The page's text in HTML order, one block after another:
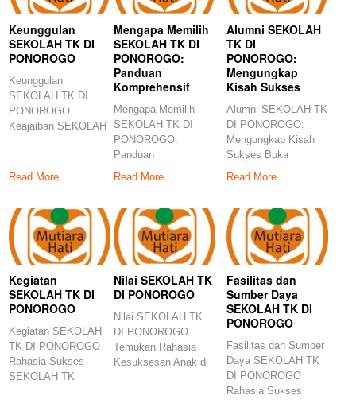
Keunggulan
SEKOLAH TK DI
PONOROGO
Keunggulan
SEKOLAH TK DI
PONOROGO
Keajaiban SEKOLAH
Sukses Pendidikan
Read More
Mengapa Memilih
SEKOLAH TK DI
PONOROGO:
Panduan
Komprehensif
Mengapa Memilih
SEKOLAH TK DI
PONOROGO:
Panduan
Temukan alasan di
SEKOLAH
Read More
Alumni SEKOLAH
TK DI
PONOROGO:
Mengungkap
Kisah Sukses
Alumni SEKOLAH TK
DI PONOROGO:
Mengungkap Kisah
Sukses Buka
pengalaman Alumni
Read More
Kegiatan
SEKOLAH TK DI
PONOROGO
Kegiatan SEKOLAH
TK DI PONOROGO
Rahasia Sukses
SEKOLAH TK
Nilai SEKOLAH TK
DI PONOROGO
Nilai SEKOLAH TK
DI PONOROGO
Temukan Rahasia
Kesuksesan Anak di
Fasilitas dan
Sumber Daya
SEKOLAH TK DI
PONOROGO
Fasilitas dan Sumber
Daya SEKOLAH TK
DI PONOROGO
Rahasia Sukses